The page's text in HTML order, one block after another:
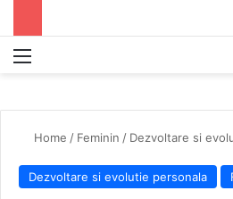
Home / Feminin / Dezvoltare si
Dezvoltare si evolutie personala